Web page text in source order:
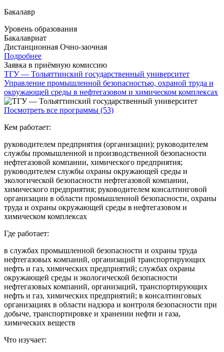
Бакалавр
Уровень образования
Бакалавриат
Дистанционная Очно-заочная
Подробнее
Заявка в приёмную комиссию
ТГУ — Тольяттинский государственный университет
Управление промышленной безопасностью, охраной труда и
окружающей среды в нефтегазовом и химическом комплексах
Посмотреть все программы (53)
Кем работает:
руководителем предприятия (организации); руководителем
службы промышленной и производственной безопасности
нефтегазовой компании, химического предприятия;
руководителем службы охраны окружающей среды и
экологической безопасности нефтегазовой компании,
химического предприятия; руководителем консалтинговой
организации в области промышленной безопасности, охраны
труда и охраны окружающей среды в нефтегазовом и
химическом комплексах
Где работает:
в службах промышленной безопасности и охраны труда
нефтегазовых компаний, организаций транспортирующих
нефть и газ, химических предприятий; службах охраны
окружающей среды и экологической безопасности
нефтегазовых компаний, организаций, транспортирующих
нефть и газ, химических предприятий; в консалтинговых
организациях в области надзора и контроля безопасности при
добыче, транспортировке и хранении нефти и газа,
химических веществ
Что изучает: